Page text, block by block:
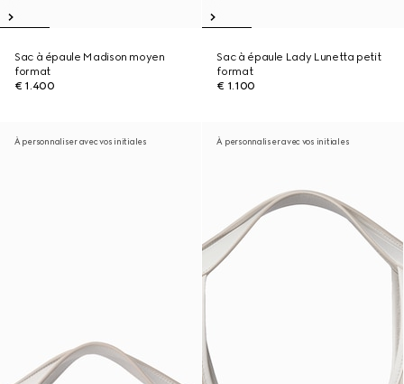
Sac à épaule Madison moyen
format
€ 1.400
Sac à épaule Lady Lunetta petit
format
€ 1.100
À personnaliser avec vos initiales À personnaliser avec vos initiales